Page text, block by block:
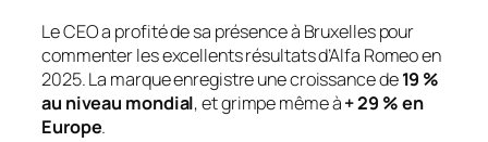
Le CEO a profité de sa présence à Bruxelles pour
commenter les excellents résultats d’Alfa Romeo en
2025. La marque enregistre une croissance de19 %
au niveau mondial, et grimpe même à+ 29 % en
Europe.